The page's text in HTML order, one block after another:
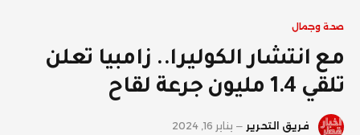
صحة وجمال
مع انتشار الكوليرا.. زامبيا تعلن
تلقي 1.4 مليون جرعة لقاح
فريق التحرير يناير 16, 2024